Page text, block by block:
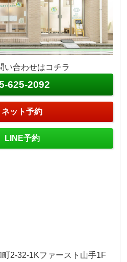
い合わせはコチラ
625-2092
ネット予約
LINE予約
2-32-1Kファースト山手1F